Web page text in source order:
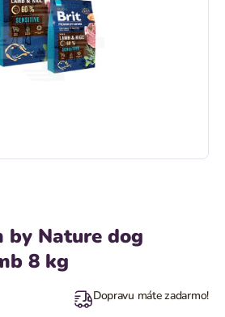
by Nature dog
8 kg
Dopravu máte zadarmo!